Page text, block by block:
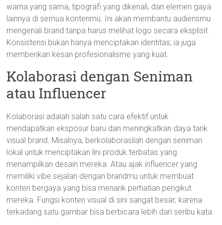
warna yang sama, tipografi yang dikenali, dan elemen gaya
lainnya di semua kontenmu. Ini akan membantu audiensmu
mengenali brand tanpa harus melihat logo secara eksplisit.
Konsistensi bukan hanya menciptakan identitas; ia juga
memberikan kesan profesionalisme yang kuat.
Kolaborasi dengan Seniman
atau Influencer
Kolaborasi adalah salah satu cara efektif untuk
mendapatkan eksposur baru dan meningkatkan daya tarik
visual brand. Misalnya, berkolaborasilah dengan seniman
lokal untuk menciptakan lini produk terbatas yang
menampilkan desain mereka. Atau ajak influencer yang
memiliki vibe sejalan dengan brandmu untuk membuat
konten bergaya yang bisa menarik perhatian pengikut
mereka. Fungsi konten visual di sini sangat besar; karena
terkadang satu gambar bisa berbicara lebih dari seribu kata.